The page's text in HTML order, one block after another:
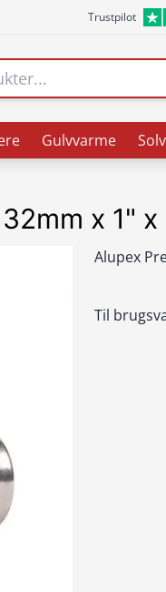
Trustpilot
Gulvvarme
x 1" x
Alupex
Til